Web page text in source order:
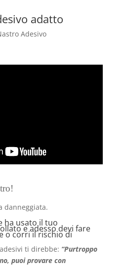
adatto
Adesivo
danneggiata.
ha usato il tuo
e adesso devi fare
o corri il rischio di
ti direbbe: “Purtroppo
puoi provare con